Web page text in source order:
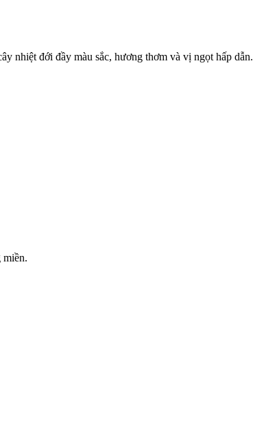
nhiệt đới đầy màu sắc, hương thơm và vị ngọt hấp dẫn.
miền.